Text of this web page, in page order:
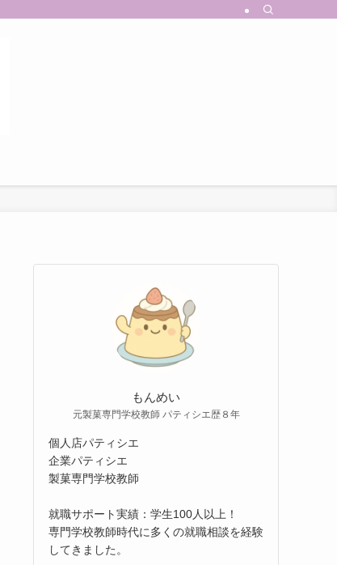
もんめい
元製菓専門学校教師 パティシエ歴８年
個人店パティシエ
企業パティシエ
製菓専門学校教師
就職サポート実績：学生100人以上！
専門学校教師時代に多くの就職相談を経験
してきました。